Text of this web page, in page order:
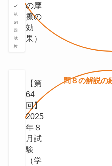
第
64
回
試
験
の摩
擦の
効
果）
【第
64
回】
2025
年８
月試
験
（学
問８の解説の